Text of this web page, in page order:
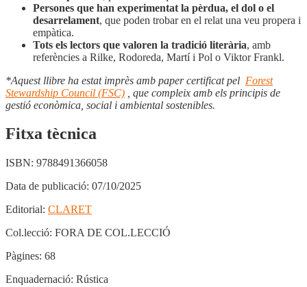
Persones que han experimentat la pèrdua, el dol o el
desarrelament, que poden trobar en el relat una veu propera i
empàtica.
Tots els lectors que valoren la tradició literària, amb
referències a Rilke, Rodoreda, Martí i Pol o Viktor Frankl.
*Aquest llibre ha estat imprès amb paper certificat pel Forest
Stewardship Council (FSC)
, que compleix amb els principis de
gestió econòmica, social i ambiental sostenibles.
Fitxa tècnica
ISBN: 9788491366058
Data de publicació: 07/10/2025
Editorial: CLARET
Col.lecció: FORA DE COL.LECCIÓ
Pàgines: 68
Enquadernació: Rústica